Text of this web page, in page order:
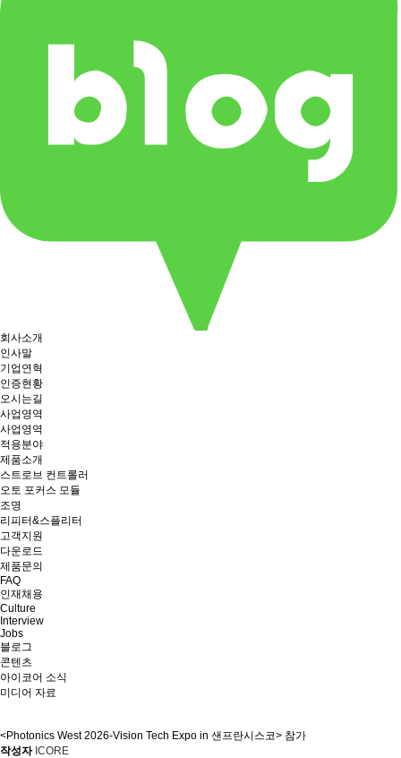
회사소개
인사말
기업연혁
인증현황
오시는길
사업영역
사업영역
적용분야
제품소개
스트로브 컨트롤러
오토 포커스 모듈
조명
리피터&스플리터
고객지원
다운로드
제품문의
FAQ
인재채용
Culture
Interview
Jobs
블로그
콘텐츠
아이코어 소식
미디어 자료
<Photonics West 2026-Vision Tech Expo in 샌프란시스코> 참가
작성자 ICORE